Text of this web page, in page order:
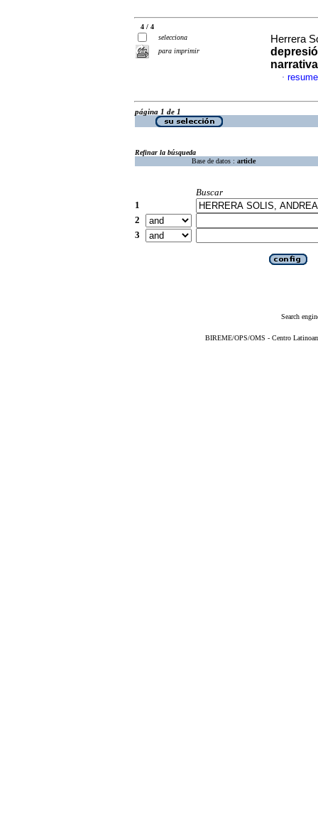
4 / 4
selecciona
para imprimir
Herrera
narrativa
·
página 1 de 1
Refinar la búsqueda
Base de datos : article
Buscar
1
2
3
Search
BIREME/OPS/OMS - Centro